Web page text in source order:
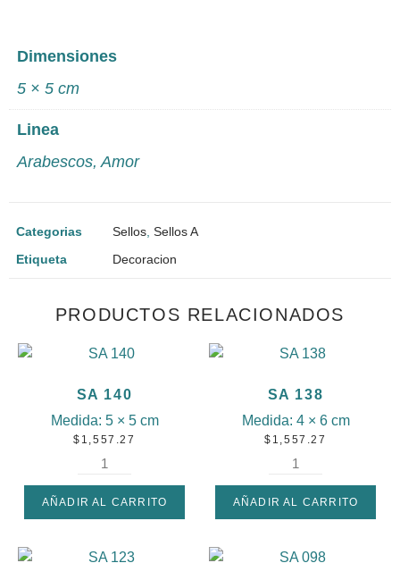
Dimensiones
5 × 5 cm
Linea
Arabescos, Amor
Categorias Sellos Sellos A
Etiqueta
Decoracion
PRODUCTOS RELACIONADOS
SA 140
Medida: 5 × 5 cm
$ 1,557.27
AÑADIR AL CARRITO
SA 138
Medida: 4 × 6 cm
$ 1,557.27
AÑADIR AL CARRITO